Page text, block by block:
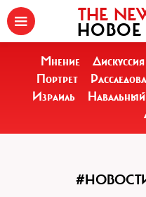
THE
НОВОЕ
Мнение Дискуссия
Портрет
Израиль
Навальный